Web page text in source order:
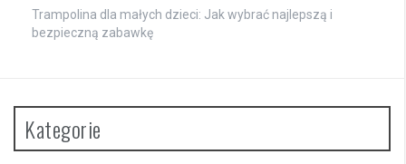
Trampolina dla małych dzieci: Jak wybrać najlepszą i
bezpieczną zabawkę
Kategorie